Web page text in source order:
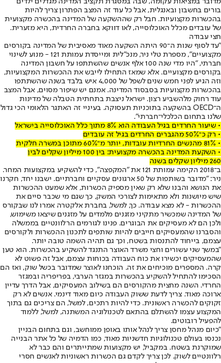
בורים בחשבון ובאנגלית, אבל כל עוד זה המצב הפתרון צריך להיות
בהכשרות מקצועיות. חבל רק שההשקעה של המדינה בהכשרה מקצועית
של עובדים מכלל האוכלוסייה, לאו דווקא בחברה החרדית, היא מזערית.
חצי עבודה
"עד לסוף שנות ה־90 היתה השקעה מאוד מאסיבית של המדינה בקורסים
מקצועיים", מספרת טלי ניר, מנכ"לית ומייסדת עמותת 121 - מנוע לשינוי
חברתי, "היו מדי שנה 100 אלף אנשים שהשתתפו על חשבון המדינה
בקורסים מקצועיים. אלא שמאז התחילו לייבש את ההכשרות המקצועיות,
וזה הגיע לפני חמש שנים לשפל של 4,000 איש בלבד בשנה שהשתתפו
בהכשרות מקצועיות בסבסוד המדינה. אמנם יש שיפור מסוים, אבל המצב
עוד רחוק מלהשביע רצון. ישראל ניצבת בתחתית הטבלה של מדינות
ה־OECD בהשקעה בתוכניות תעסוקה. בעיניי זה האתגר הלאומי הכי גדול
שלנו בתחום הכלכלי־חברתי".
• שיעור החרדים בגיל העבודה הוא 8% מתוך כלל האוכלוסייה בישראל
• רק כ־50% מהגברים החרדים בגיל זה עובדים
• 81% מהנשים החרדיות עובדות, יותר מ־60% מתוכן במשרה חלקית
• השקעת המדינה בהכשרה מקצועית: בין 100 מיליון שקלים לבין
260 מיליון שקלים בשנה
ב־2018 הקימה עמותת 121 את "המקפצה", כדי להשקיע במקצועות המחר.
ניר: "מדובר בשותפות של 50 ארגונים עסקיים וחברתיים. ישבנו יחד, חקרנו
את הנושא והבנו שלא רק שאין מספיק הכשרות, אלא שמעט ההכשרות
שיש מיושנות ולא מתאימות לצורכי המשק, כך שגם מי שכבר סיים את
ההכשרות - לא מצא עבודה. כך, למשל, בחברת אלקטרה אמרו לנו שבקורס
של המדינה שמכשיר מתקיני מזגנים מלמדים על מזגנים שיצאו משימוש,
ולכן הם לא מעסיקים את הבוגרים. פנינו לגורמים הרלוונטיים בממשלה
והסברנו שהמעסיקים חייבים להיות שותפים לתכנון ההכשרות ולקורסים
עצמם, בייחוד להתנסות בשטח, וכך גם תהיה השמה טובה יותר.
"במשך שני עשורים וחצי משרד האוצר התנגד להשקיע בהכשרות. הוא טען
שהמעסיקים יכשירו את כוח העבודה בכוחות עצמם, אבל זה פשוט לא
קרה. המספרים מוכיחים את זה. הוכחנו לאוצר שמדובר בכשל שוק, ואז הם
הסכימו להתחיל להשקיע בהכשרות במגזר הערבי, בפריפריה ובמגזר
החרדי. השנה מחצית מהקורסים הם בשילוב המעסיקים, אבל הדרך עדיין
ארוכה מאוד. צריך לדעת ששוק העבודה כיום מאוד דינמי. אנשים לא רק
זקוקים להכשרה ראשונית. כדי להיות רתכים, למשל, הם צריכים גם בתוך
המקצוע עצמו להשתלם בהתאם לטכנולוגיה המשתנה, למשל, ללמוד
להפעיל רובוטים.
"כיום מנהל מחסן צריך לנהל אותו באופן ממוחשב, וגם בתחום הבניין
נכנסו בעולם טכנולוגיות חדשניות מאוד, כמו הדמיה של כל אתר הבנייה
שמוקרנת בשטח. במקביל, יש מקצועות שמתייתרים והם כבר לא
רלוונטיים לשוק. לכן צריך לקדם גם הכשרות ראשוניות לאנשים חסרי